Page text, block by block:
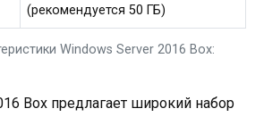
Windows Server 2016 Box:
(рекомендуется 50 ГБ)
Box предлагает широкий набор